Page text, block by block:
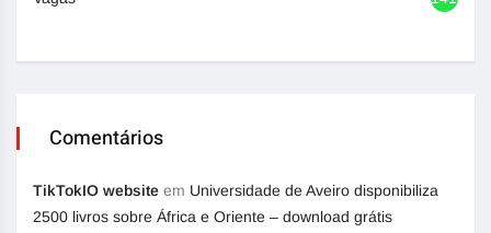
Comentários
TikTokIO website em Universidade de Aveiro disponibiliza
2500 livros sobre África e Oriente – download grátis